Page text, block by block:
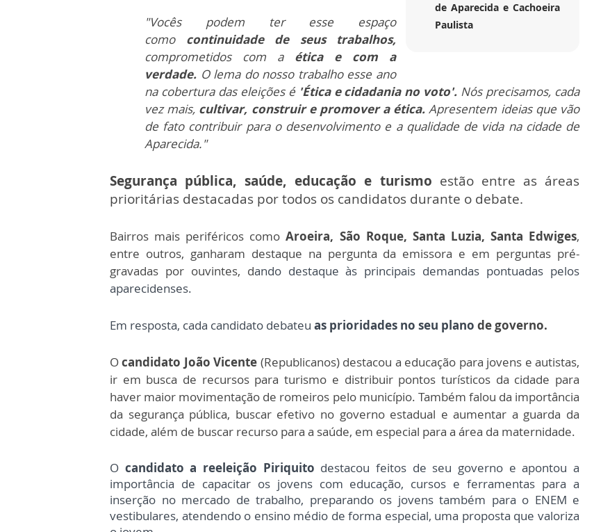
de Aparecida e Cachoeira
Paulista
"Vocês podem ter esse espaço
como continuidade de seus trabalhos,
comprometidos com a ética e com a
verdade. O lema do nosso trabalho esse ano
na cobertura das eleições é 'Ética e cidadania no voto'. Nós precisamos, cada
vez mais, cultivar, construir e promover a ética.Apresentem ideias que vão
de fato contribuir para o desenvolvimento e a qualidade de vida na cidade de
Aparecida."
Segurança pública, saúde, educação e turismo estão entre as áreas
prioritárias destacadas por todos os candidatos durante o debate.
Bairros mais periféricos comoAroeira, São Roque, Santa Luzia, Santa Edwiges,
entre outros, ganharam destaque na pergunta da emissora e em perguntas pré-
gravadas por ouvintes, dando destaque às principais demandas pontuadas pelos
aparecidenses.
Em resposta, cada candidato debateu as prioridades no seu plano de governo.
Ocandidato João Vicente (Republicanos) destacou a educação para jovens e autistas,
ir em busca de recursos para turismo e distribuir pontos turísticos da cidade para
haver maior movimentação de romeiros pelo município. Também falou da importância
da segurança pública, buscar efetivo no governo estadual e aumentar a guarda da
cidade, além de buscar recurso para a saúde, em especial para a área da maternidade.
O candidato a reeleição Piriquito destacou feitos de seu governo e apontou a
importância de capacitar os jovens com educação, cursos e ferramentas para a
inserção no mercado de trabalho, preparando os jovens também para o ENEM e
vestibulares, atendendo o ensino médio de forma especial, uma proposta que valoriza